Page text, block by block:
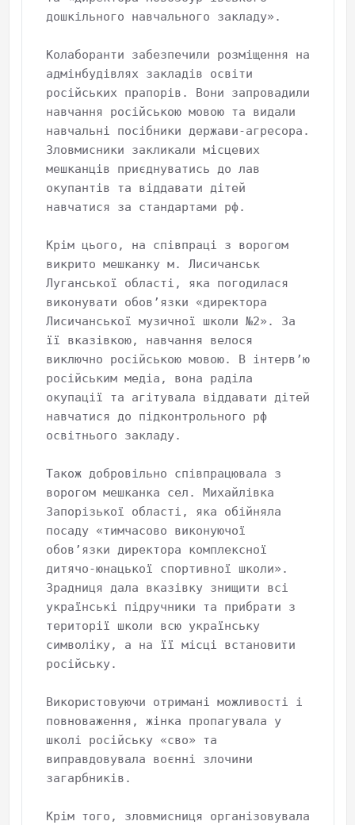
дошкільного навчального закладу».
Колаборанти забезпечили розміщення на
адмінбудівлях закладів освіти
російських прапорів. Вони запровадили
навчання російською мовою та видали
навчальні посібники держави-агресора.
Зловмисники закликали місцевих
мешканців приєднуватись до лав
окупантів та віддавати дітей
навчатися за стандартами рф.
Крім цього, на співпраці з ворогом
викрито мешканку м. Лисичанськ
Луганської області, яка погодилася
виконувати обов’язки «директора
Лисичанської музичної школи №2». За
її вказівкою, навчання велося
виключно російською мовою. В інтерв’ю
російським медіа, вона раділа
окупації та агітувала віддавати дітей
навчатися до підконтрольного рф
освітнього закладу.
Також добровільно співпрацювала з
ворогом мешканка сел. Михайлівка
Запорізької області, яка обійняла
посаду «тимчасово виконуючої
обов’язки директора комплексної
дитячо-юнацької спортивної школи».
Зрадниця дала вказівку знищити всі
українські підручники та прибрати з
території школи всю українську
символіку, а на її місці встановити
російську.
Використовуючи отримані можливості і
повноваження, жінка пропагувала у
школі російську «сво» та
виправдовувала воєнні злочини
загарбників.
Крім того, зловмисниця організовувала